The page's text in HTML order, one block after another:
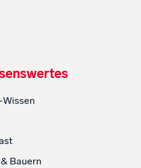
Wissen
Bauern